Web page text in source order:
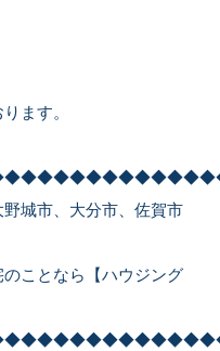
ます。
城市、大分市、佐賀市
ことなら【ハウジング